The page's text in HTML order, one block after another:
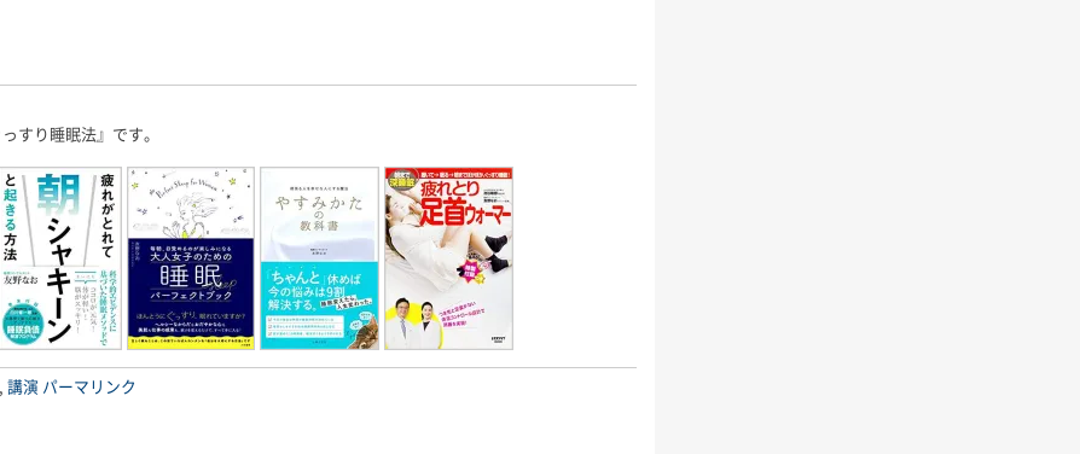
すり睡眠法』です。
講演 パーマリンク